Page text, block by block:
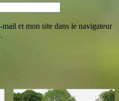
et mon site dans le navigateur